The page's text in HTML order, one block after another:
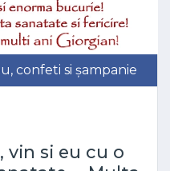
confeti si șampanie
vin si eu cu o